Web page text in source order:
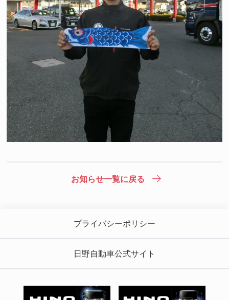
お知らせ一覧に戻る
プライバシーポリシー
日野自動車公式サイト